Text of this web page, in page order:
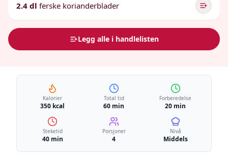
2.4 dl ferske korianderblader
Legg alle i handlelisten
Kalorier
350 kcal
Total tid
60 min
Forberedelse
20 min
Steketid
40 min
Porsjoner
4
Nivå
Middels